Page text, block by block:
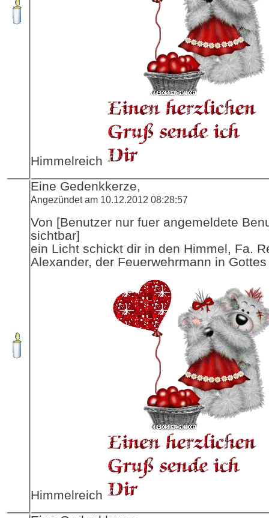
Himmelreich
Eine Gedenkkerze,
Angezündet am 10.12.2012 08:28:57
Von [Benutzer nur fuer angemeldete
sichtbar]
ein Licht schickt dir in den Himmel, Fa.
Alexander, der Feuerwehrmann in Gottes
Himmelreich